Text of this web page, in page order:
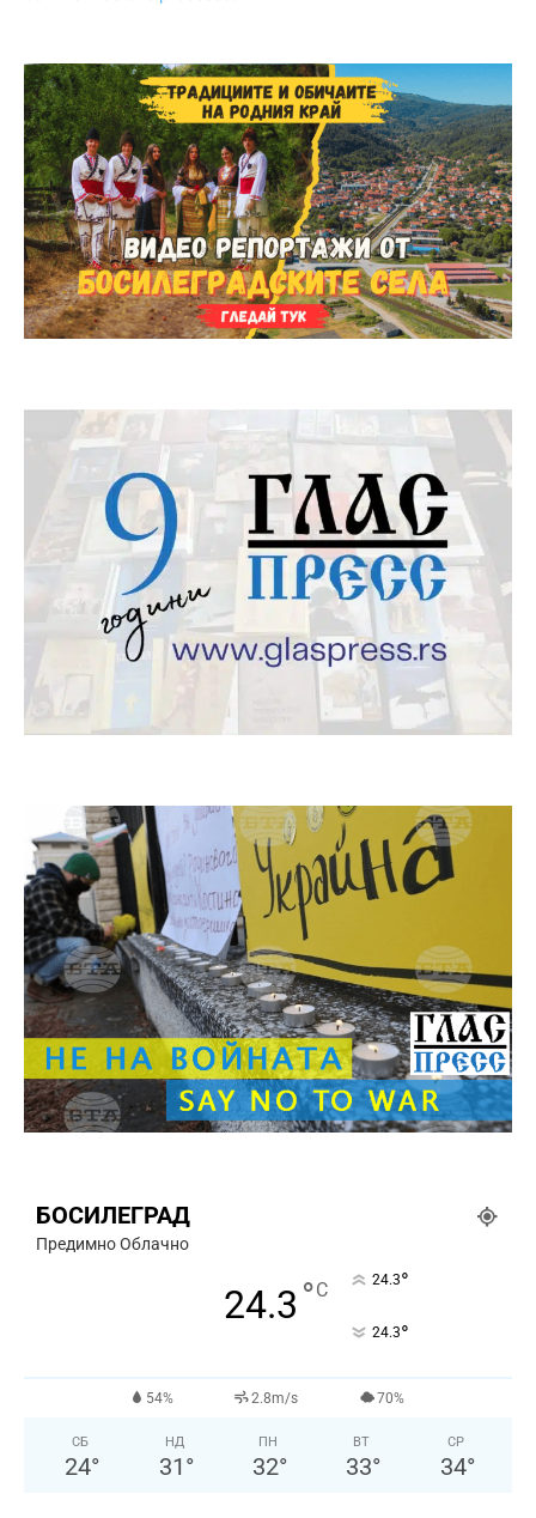
БОСИЛЕГРАД
Предимно Облачно
24.3 °C 24.3°
24.3°
54% 2.8m/s 70%
СБ
24°
НД
31 °
ПН
32°
ВТ
33°
СР
34°